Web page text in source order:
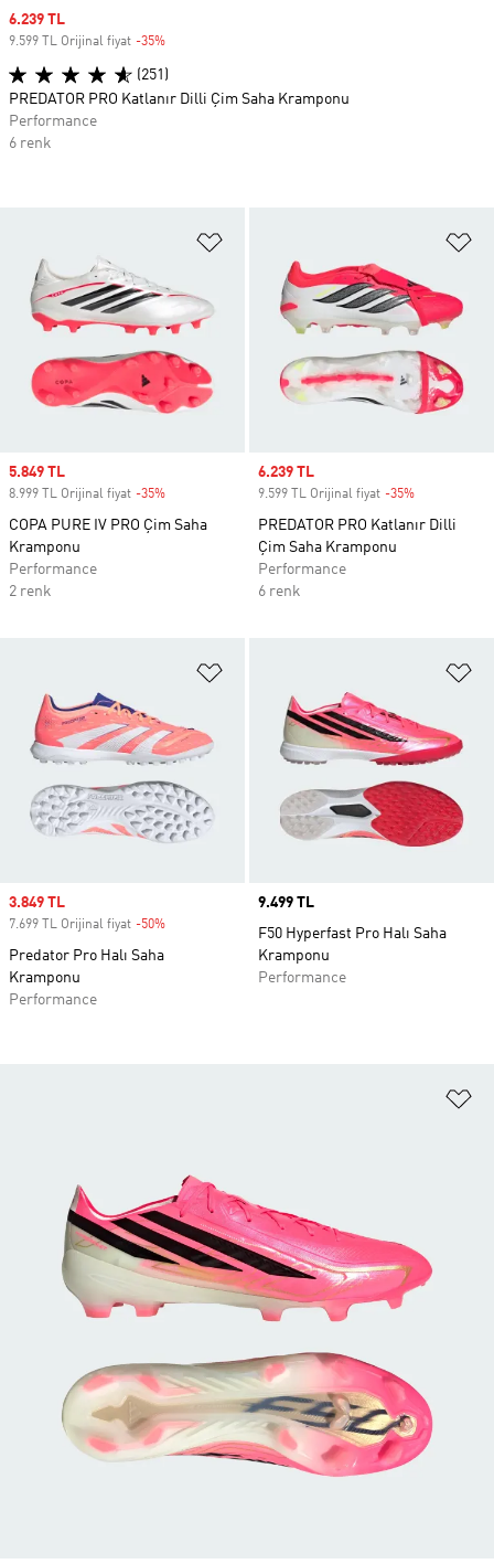
Sale price
5.849 TL
8.999 TL Orijinal fiyat -35%
COPA PURE IV PRO Çim Saha
Kramponu
Performance
2 renk
Sale price
6.239 TL
9.599 TL Orijinal fiyat -35%
PREDATOR PRO Katlanır Dilli
Çim Saha Kramponu
Performance
6 renk
Sale price
3.849 TL
7.699 TL Orijinal fiyat -50%
Predator Pro Halı Saha
Kramponu
Performance
Price
9.499 TL
F50 Hyperfast Pro Halı Saha
Kramponu
Performance
Sale price
6.239 TL
9.599 TL Orijinal fiyat -35%
(251)
PREDATOR PRO Katlanır Dilli Çim Saha Kramponu
Performance
6 renk